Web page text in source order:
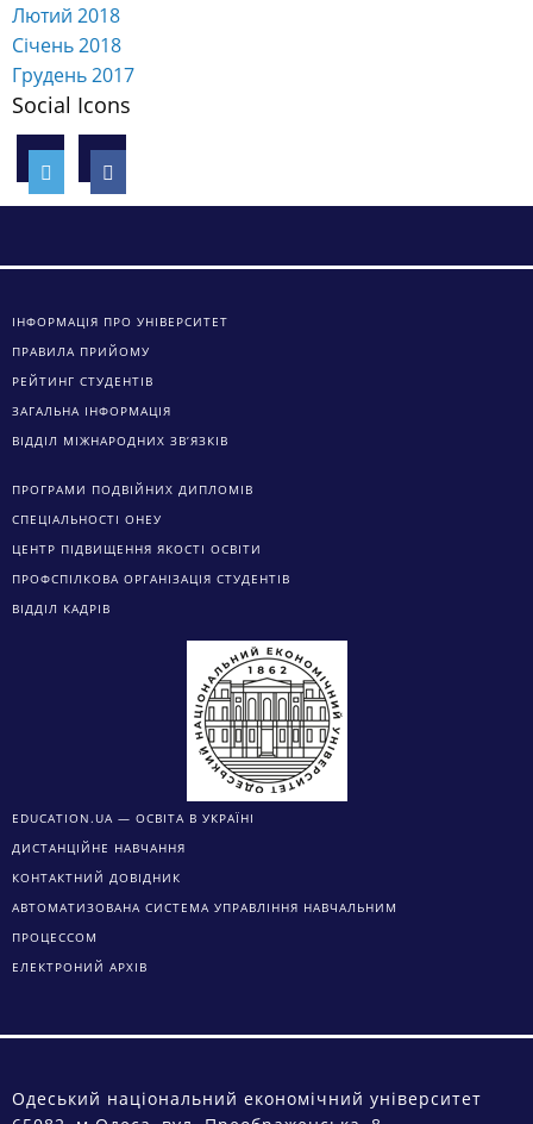
Лютий 2018
Січень 2018
Грудень 2017
Social Icons
ІНФОРМАЦІЯ ПРО УНІВЕРСИТЕТ
ПРАВИЛА ПРИЙОМУ
РЕЙТИНГ СТУДЕНТІВ
ЗАГАЛЬНА ІНФОРМАЦІЯ
ВІДДІЛ МІЖНАРОДНИХ ЗВ’ЯЗКІВ
ПРОГРАМИ ПОДВІЙНИХ ДИПЛОМІВ
СПЕЦІАЛЬНОСТІ ОНЕУ
ЦЕНТР ПІДВИЩЕННЯ ЯКОСТІ ОСВІТИ
ПРОФСПІЛКОВА ОРГАНІЗАЦІЯ СТУДЕНТІВ
ВІДДІЛ КАДРІВ
EDUCATION.UA — ОСВІТА В УКРАЇНІ
ДИСТАНЦІЙНЕ НАВЧАННЯ
КОНТАКТНИЙ ДОВІДНИК
АВТОМАТИЗОВАНА СИСТЕМА УПРАВЛІННЯ НАВЧАЛЬНИМ
ПРОЦЕССОМ
ЕЛЕКТРОНИЙ АРХІВ
Одеський національний економічний університет